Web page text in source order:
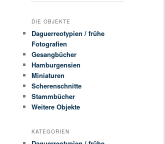
DIE OBJEKTE
Daguerreotypien / frühe
Fotografien
Gesangbücher
Hamburgensien
Miniaturen
Scherenschnitte
Stammbücher
Weitere Objekte
KATEGORIEN